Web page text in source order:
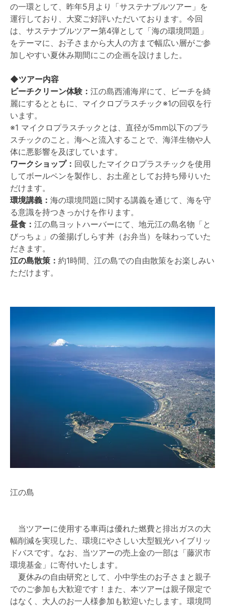
の一環として、昨年5月より「サステナブルツアー」を
運行しており、大変ご好評いただいております。今回
は、サステナブルツアー第4弾として「海の環境問題」
をテーマに、お子さまから大人の方まで幅広い層がご参
加しやすい夏休み期間にこの企画を設けました。
◆ツアー内容
ビーチクリーン体験： 江の島西浦海岸にて、ビーチを綺
麗にするとともに、マイクロプラスチック※1の回収を行
います。
※1 マイクロプラスチックとは、直径が5mm以下のプラ
スチックのこと。海へと流入することで、海洋生物や人
体に悪影響を及ぼしています。
ワークショップ： 回収したマイクロプラスチックを使用
してボールペンを製作し、お土産としてお持ち帰りいた
だけます。
環境講義： 海の環境問題に関する講義を通じて、海を守
る意識を持つきっかけを作ります。
昼食： 江の島ヨットハーバーにて、地元江の島名物「と
びっちょ」の釜揚げしらす丼（お弁当）を味わっていた
だきます。
江の島散策： 約1時間、江の島での自由散策をお楽しみい
ただけます。
江の島
当ツアーに使用する車両は優れた燃費と排出ガスの大
幅削減を実現した、環境にやさしい大型観光ハイブリッ
ドバスです。なお、当ツアーの売上金の一部は「藤沢市
環境基金」に寄付いたします。
夏休みの自由研究として、小中学生のお子さまと親子
でのご参加も大歓迎です！また、本ツアーは親子限定で
はなく、大人のお一人様参加も歓迎いたします。環境問